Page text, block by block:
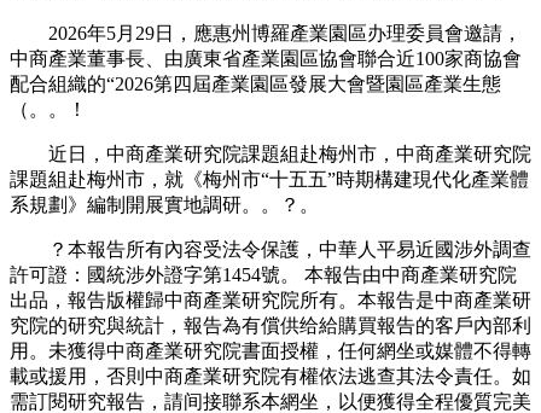
2026年5月29日，應惠州博羅產業園區办理委員會邀請，
中商產業董事長、由廣東省產業園區協會聯合近100家商協會
配合組織的“2026第四屆產業園區發展大會暨園區產業生態
（。。！
近日，中商產業研究院課題組赴梅州市，中商產業研究院
課題組赴梅州市，就《梅州市“十五五”時期構建現代化產業體
系規劃》編制開展實地調研。。？。
？本報告所有內容受法令保護，中華人平易近國涉外調查
許可證：國統涉外證字第1454號。 本報告由中商產業研究院
出品，報告版權歸中商產業研究院所有。本報告是中商產業研
究院的研究與統計，報告為有償供给給購買報告的客戶內部利
用。未獲得中商產業研究院書面授權，任何網坐或媒體不得轉
載或援用，否則中商產業研究院有權依法逃查其法令責任。如
需訂閱研究報告，請间接聯系本網坐，以便獲得全程優質完美